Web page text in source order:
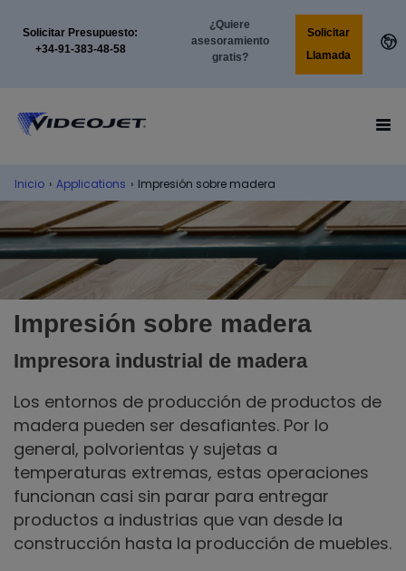
Solicitar Presupuesto:
+34-91-383-48-58
¿Quiere
asesoramiento
gratis?
Solicitar
Llamada
Inicio › Applications › Impresión sobre madera
Impresión sobre madera
Impresora industrial de madera
Los entornos de producción de productos de
madera pueden ser desafiantes. Por lo
general, polvorientas y sujetas a
temperaturas extremas, estas operaciones
funcionan casi sin parar para entregar
productos a industrias que van desde la
construcción hasta la producción de muebles.